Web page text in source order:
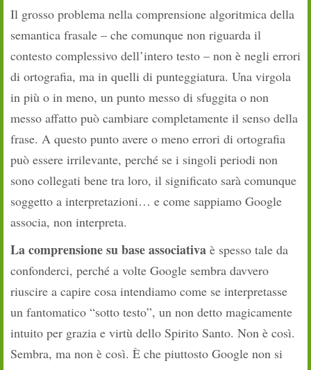
Il grosso problema nella comprensione algoritmica della
semantica frasale – che comunque non riguarda il
contesto complessivo dell’intero testo – non è negli errori
di ortografia, ma in quelli di punteggiatura. Una virgola
in più o in meno, un punto messo di sfuggita o non
messo affatto può cambiare completamente il senso della
frase. A questo punto avere o meno errori di ortografia
può essere irrilevante, perché se i singoli periodi non
sono collegati bene tra loro, il significato sarà comunque
soggetto a interpretazioni… e come sappiamo Google
associa, non interpreta.
La comprensione su base associativa è spesso tale da
confonderci, perché a volte Google sembra davvero
riuscire a capire cosa intendiamo come se interpretasse
un fantomatico “sotto testo”, un non detto magicamente
intuito per grazia e virtù dello Spirito Santo. Non è così.
Sembra, ma non è così. È che piuttosto Google non si